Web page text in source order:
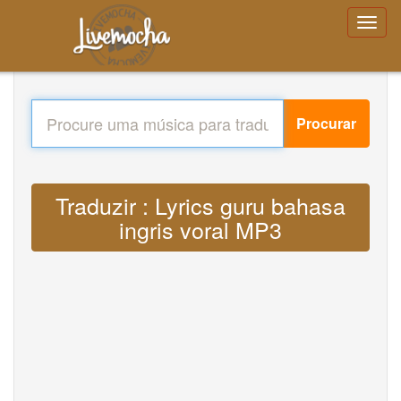
Procurar
Traduzir : Lyrics guru bahasa
ingris voral MP3